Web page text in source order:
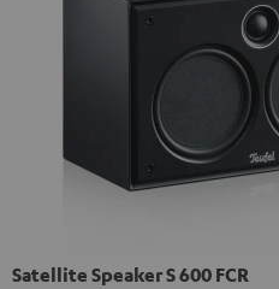
Satellite Speaker S 600 FCR